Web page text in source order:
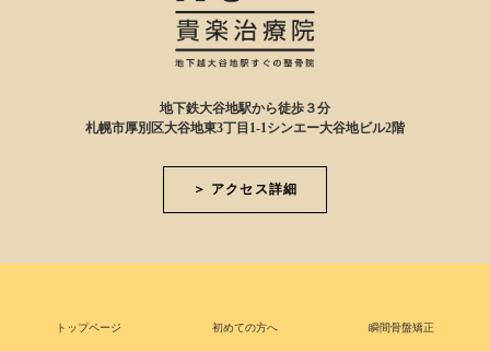
地下鉄大谷地駅から徒歩３分
札幌市厚別区大谷地東3丁目1-1シンエー大谷地ビル2階
＞ アクセス詳細
トップページ 初めての方へ 瞬間骨盤矯正